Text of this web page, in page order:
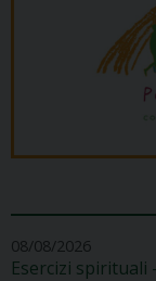
08/08/2026
Esercizi spirituali